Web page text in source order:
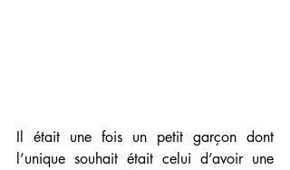
Il était une fois un petit garçon dont
l’unique souhait était celui d’avoir une